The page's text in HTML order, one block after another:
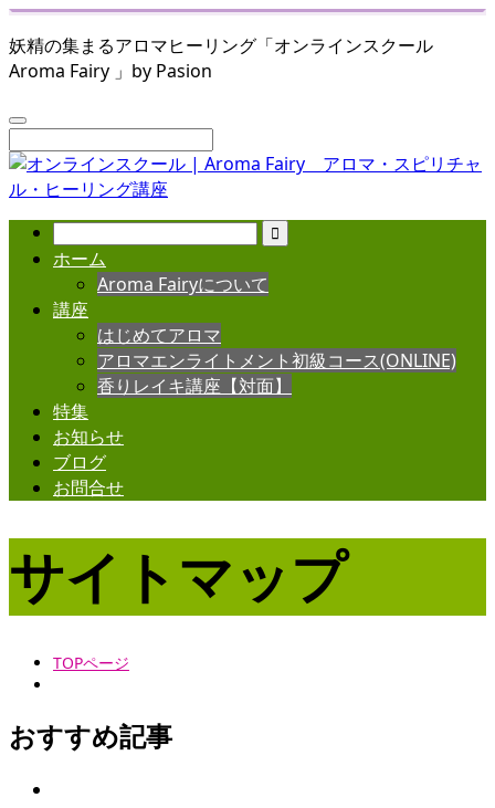
妖精の集まるアロマヒーリング「オンラインスクール
Aroma Fairy 」by Pasion
ホーム
Aroma Fairyについて
講座
はじめてアロマ
アロマエンライトメント初級コース(ONLINE)
香りレイキ講座【対面】
特集
お知らせ
ブログ
お問合せ
サイトマップ
TOPページ
おすすめ記事